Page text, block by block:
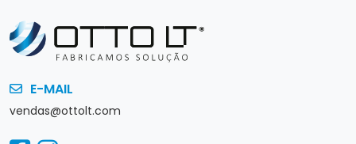
E-MAIL
vendas@ottolt.com